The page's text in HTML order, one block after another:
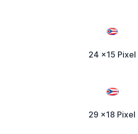
24 x15 Pixel
29 x18 Pixel